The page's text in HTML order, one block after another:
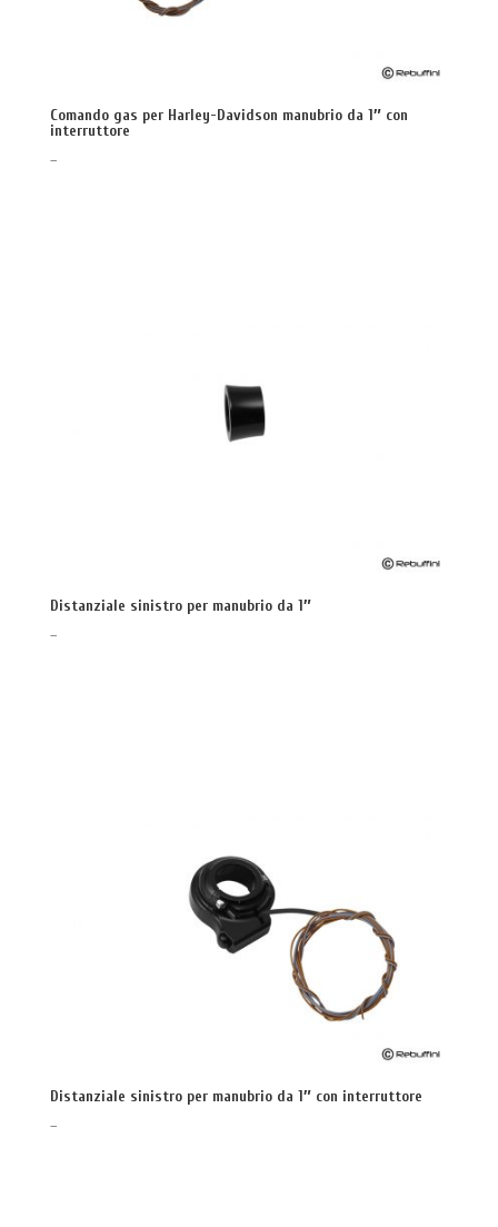
Comando gas per Harley-Davidson manubrio da 1″ con
interruttore
–
Distanziale sinistro per manubrio da 1″
–
Distanziale sinistro per manubrio da 1″ con interruttore
–